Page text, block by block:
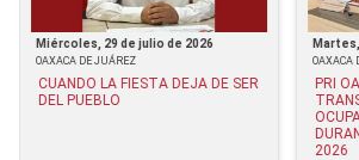
Miércoles, 29 de julio de 2026
OAXACA DE JUÁREZ
CUANDO LA FIESTA DEJA DE SER
DEL PUEBLO
OAXACA
PRI
2026